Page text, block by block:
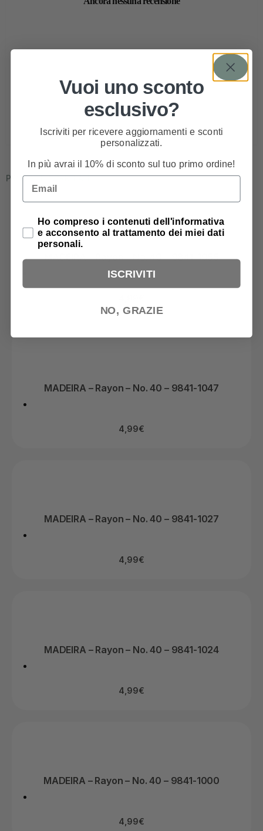
PRODOTTI CORRELATI
MADEIRA – Rayon – No. 40 – 9841-1055
MADEIRA – Rayon – No. 40 – 9841-1047
4,99€
MADEIRA – Rayon – No. 40 – 9841-1027
4,99€
MADEIRA – Rayon – No. 40 – 9841-1024
4,99€
MADEIRA – Rayon – No. 40 – 9841-1000
4,99€
Vuoi uno sconto
esclusivo?
Iscriviti per ricevere aggiornamenti e sconti
personalizzati.
In più avrai il 10% di sconto sul tuo primo ordine!
Email
Privacy Policy
Ho compreso i contenuti dell'informativa
e acconsento al trattamento dei miei dati
personali.
ISCRIVITI
NO, GRAZIE